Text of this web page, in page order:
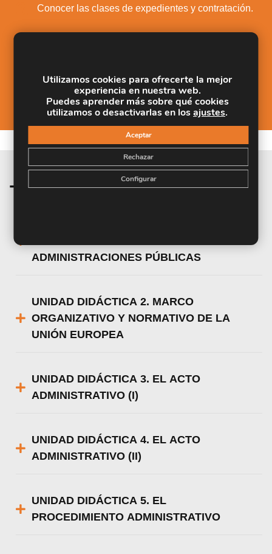
Conocer las clases de expedientes y contratación.
Conocer los órganos de representación personal
del funcionario y negociación colectiva.
Temario de la materia
ADMINISTRACIONES PÚBLICAS
UNIDAD DIDÁCTICA 2. MARCO
ORGANIZATIVO Y NORMATIVO DE LA
UNIÓN EUROPEA
UNIDAD DIDÁCTICA 3. EL ACTO
ADMINISTRATIVO (I)
UNIDAD DIDÁCTICA 4. EL ACTO
ADMINISTRATIVO (II)
UNIDAD DIDÁCTICA 5. EL
PROCEDIMIENTO ADMINISTRATIVO
Utilizamos cookies para ofrecerte la mejor
experiencia en nuestra web.
Puedes aprender más sobre qué cookies
utilizamos o desactivarlas en losajustes.
Aceptar
Rechazar
Configurar